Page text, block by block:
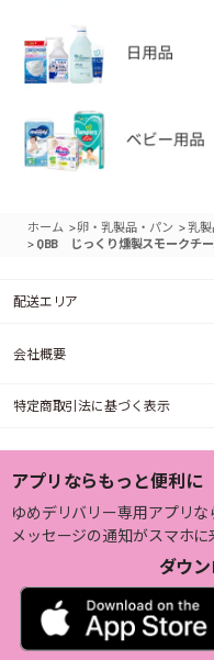
ホーム >卵・乳製品・パン >乳製
> QBB じっくり燻製スモーク
配送エリア
会社概要
特定商取引法に基づく表示
アプリならもっと便利に
ゆめデリバリー専用アプリな
メッセージの通知がスマホに
ダウ